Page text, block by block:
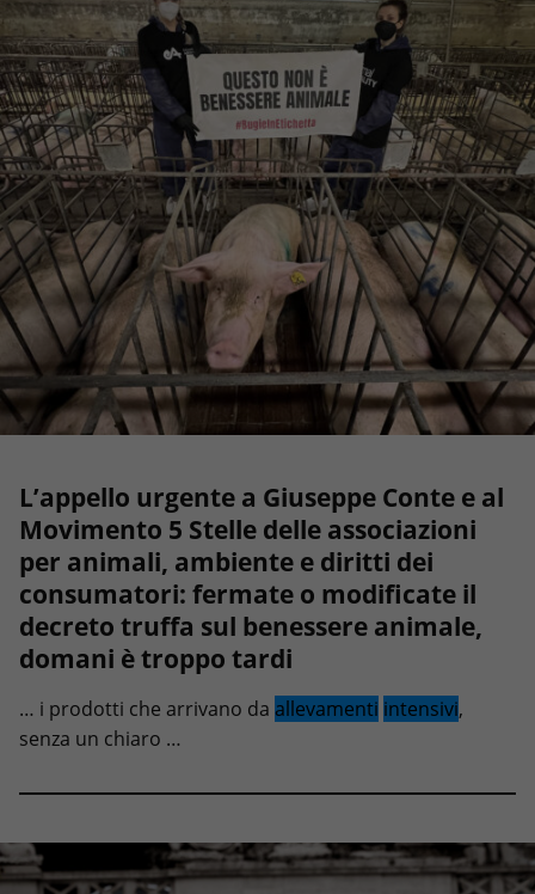
L’appello urgente a Giuseppe Conte e al
Movimento 5 Stelle delle associazioni
per animali, ambiente e diritti dei
consumatori: fermate o modificate il
decreto truffa sul benessere animale,
domani è troppo tardi
… i prodotti che arrivano da allevamenti intensivi,
senza un chiaro …